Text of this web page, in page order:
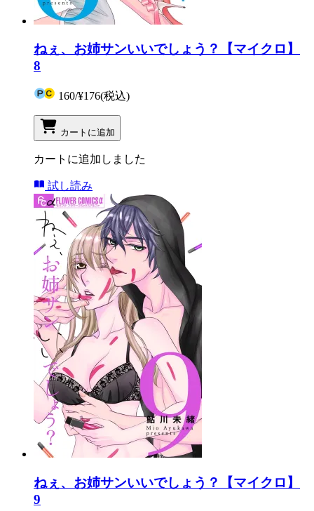
ねぇ、お姉サンいいでしょう？【マイクロ】
8
160/¥176(税込)
カートに追加
カートに追加しました
試し読み
ねぇ、お姉サンいいでしょう？【マイクロ】
9